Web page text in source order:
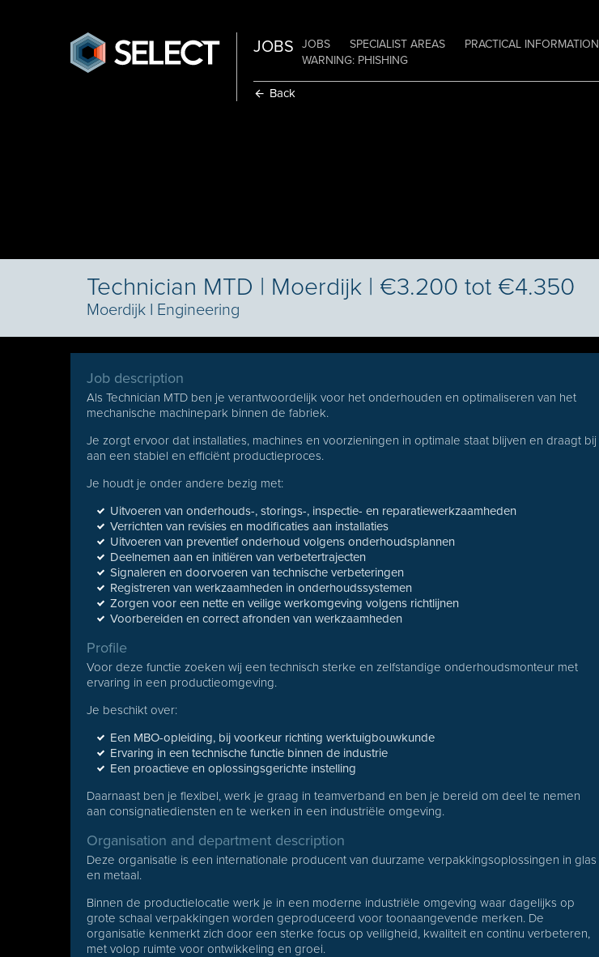
JOBS JOBS SPECIALIST AREAS PRACTICAL INFORMATION
WARNING: PHISHING
Back
Technician MTD | Moerdijk | €3.200 tot €4.350
Moerdijk I Engineering
Job description
Als Technician MTD ben je verantwoordelijk voor het onderhouden en optimaliseren van het
mechanische machinepark binnen de fabriek.
Je zorgt ervoor dat installaties, machines en voorzieningen in optimale staat blijven en draagt bij
aan een stabiel en efficiënt productieproces.
Je houdt je onder andere bezig met:
Uitvoeren van onderhouds-, storings-, inspectie- en reparatiewerkzaamheden
Verrichten van revisies en modificaties aan installaties
Uitvoeren van preventief onderhoud volgens onderhoudsplannen
Deelnemen aan en initiëren van verbetertrajecten
Signaleren en doorvoeren van technische verbeteringen
Registreren van werkzaamheden in onderhoudssystemen
Zorgen voor een nette en veilige werkomgeving volgens richtlijnen
Voorbereiden en correct afronden van werkzaamheden
Profile
Voor deze functie zoeken wij een technisch sterke en zelfstandige onderhoudsmonteur met
ervaring in een productieomgeving.
Je beschikt over:
Een MBO-opleiding, bij voorkeur richting werktuigbouwkunde
Ervaring in een technische functie binnen de industrie
Een proactieve en oplossingsgerichte instelling
Daarnaast ben je flexibel, werk je graag in teamverband en ben je bereid om deel te nemen
aan consignatiediensten en te werken in een industriële omgeving.
Organisation and department description
Deze organisatie is een internationale producent van duurzame verpakkingsoplossingen in glas
en metaal.
Binnen de productielocatie werk je in een moderne industriële omgeving waar dagelijks op
grote schaal verpakkingen worden geproduceerd voor toonaangevende merken. De
organisatie kenmerkt zich door een sterke focus op veiligheid, kwaliteit en continu verbeteren,
met volop ruimte voor ontwikkeling en groei.